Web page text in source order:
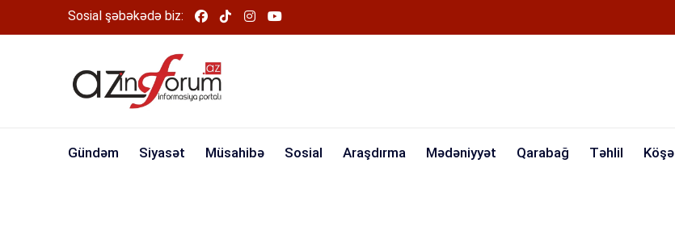
Sosial şəbəkədə biz:
Gündəm Siyasət Müsahibə Sosial Araşdırma Mədəniyyət Qarabağ Təhlil Köşə